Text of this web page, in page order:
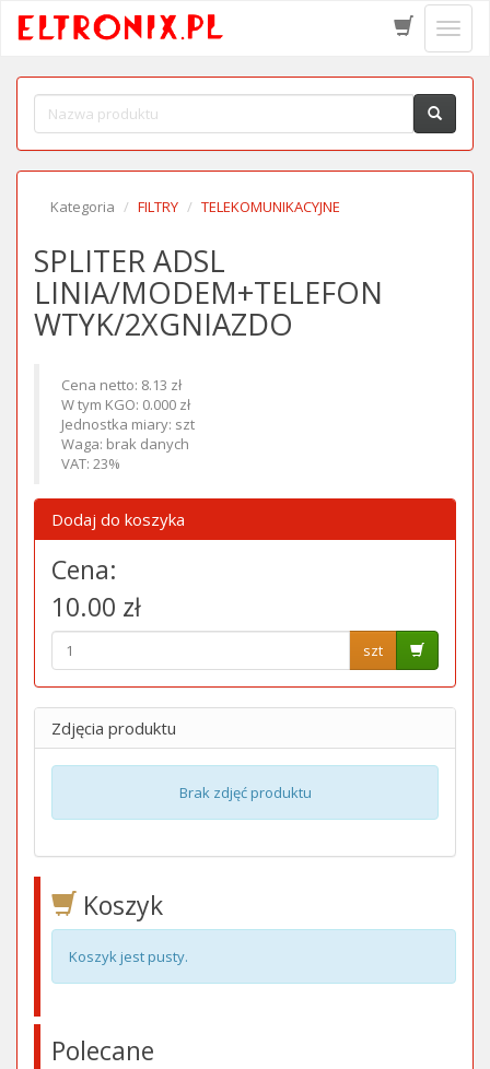
menu
Kategoria FILTRY TELEKOMUNIKACYJNE
SPLITER ADSL
LINIA/MODEM+TELEFON
WTYK/2XGNIAZDO
Cena netto: 8.13 zł
W tym KGO: 0.000 zł
Jednostka miary: szt
Waga: brak danych
VAT: 23%
Dodaj do koszyka
Cena:
10.00 zł
szt
Zdjęcia produktu
Brak zdjęć produktu
Koszyk
Koszyk jest pusty.
Polecane